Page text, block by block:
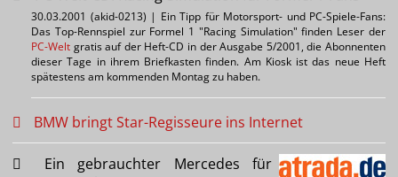
30.03.2001 (akid-0213) | Ein Tipp für Motorsport- und PC-Spiele-Fans:
Das Top-Rennspiel zur Formel 1 "Racing Simulation" finden Leser der
PC-Welt gratis auf der Heft-CD in der Ausgabe 5/2001, die Abonnenten
dieser Tage in ihrem Briefkasten finden. Am Kiosk ist das neue Heft
spätestens am kommenden Montag zu haben.
BMW bringt Star-Regisseure ins Internet
Ein gebrauchter Mercedes für